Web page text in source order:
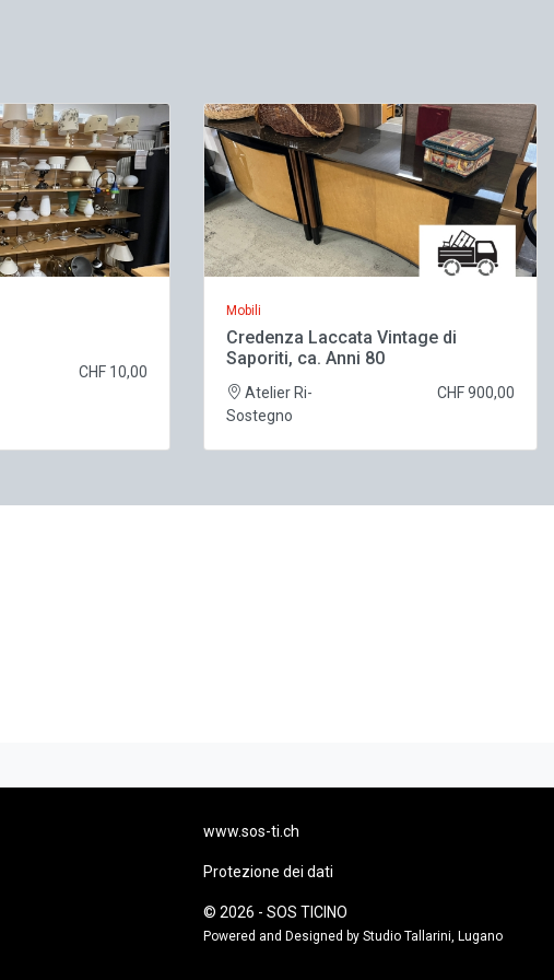
CHF 10,00
Mobili
Credenza Laccata Vintage di
Saporiti, ca. Anni 80
Atelier Ri-
Sostegno
CHF 900,00
www.sos-ti.ch
Protezione dei dati
© 2026 - SOS TICINO
Powered and Designed by Studio Tallarini, Lugano